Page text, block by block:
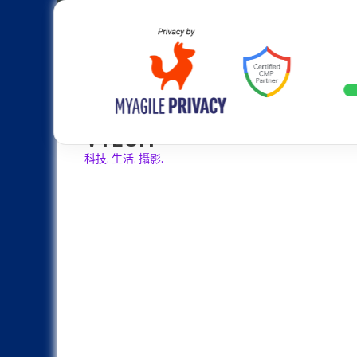
Skip
全球增長30%：Samsung Galaxy Z
VTECH
科技. 生活. 攝影.